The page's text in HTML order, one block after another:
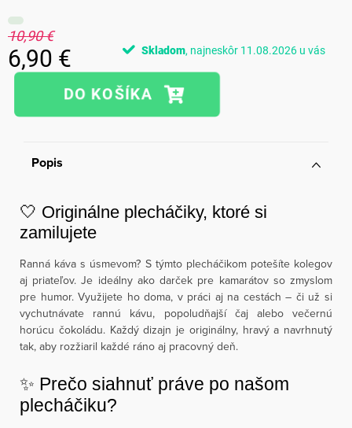
10,90 €
6,90 €
Jednotková
Skladom 11.08.2026
Popis
🤍 Originálne plecháčiky, ktoré si
zamilujete
Ranná káva s úsmevom? S týmto plecháčikom potešíte kolegov
aj priateľov. Je ideálny ako darček pre kamarátov so zmyslom
pre humor. Využijete ho doma, v práci aj na cestách – či už si
vychutnávate rannú kávu, popoludňajší čaj alebo večernú
horúcu čokoládu. Každý dizajn je originálny, hravý a navrhnutý
tak, aby rozžiaril každé ráno aj pracovný deň.
✨ Prečo siahnuť práve po našom
plecháčiku?